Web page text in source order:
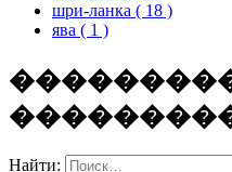
шри-ланка ( 18 )
ява ( 1 )
��������
��������
Найти: